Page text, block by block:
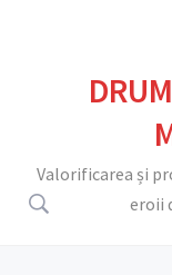
Valorificarea și
eroii